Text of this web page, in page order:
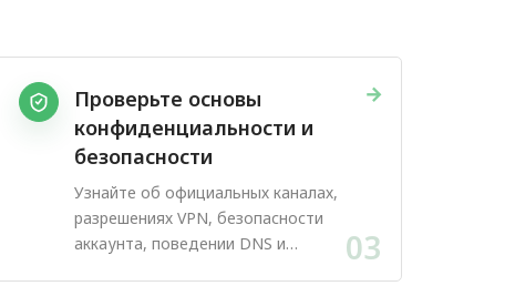
→
Проверьте основы
конфиденциальности и
безопасности
Узнайте об официальных каналах,
разрешениях VPN, безопасности
аккаунта, поведении DNS и
03